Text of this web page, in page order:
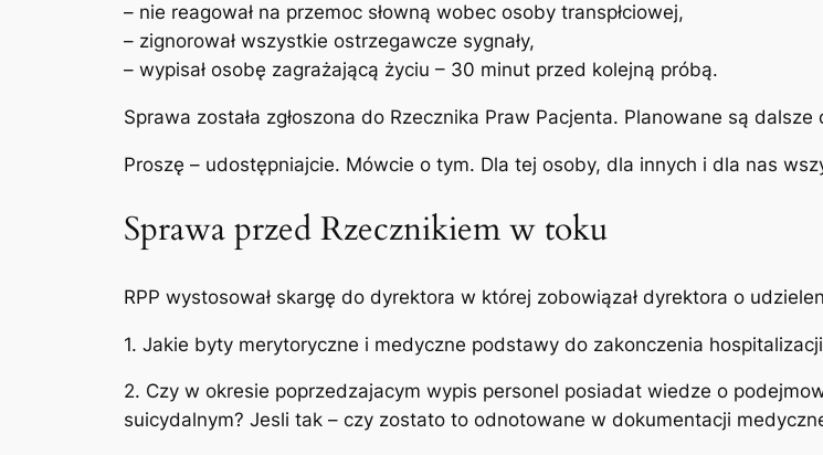
– nie reagował na przemoc słowną wobec osoby transpłciowej,
– zignorował wszystkie ostrzegawcze sygnały,
– wypisał osobę zagrażającą życiu – 30 minut przed kolejną próbą.
Sprawa została zgłoszona do Rzecznika Praw Pacjenta. Planowane są dalsze
Proszę – udostępniajcie. Mówcie o tym. Dla tej osoby, dla innych i dla nas
Sprawa przed Rzecznikiem w toku
RPP wystosował skargę do dyrektora w której zobowiązał dyrektora o
1. Jakie byty merytoryczne i medyczne podstawy do zakonczenia
2. Czy w okresie poprzedzajacym wypis personel posiadat wiedze o
suicydalnym? Jesli tak – czy zostato to odnotowane w dokumentacji